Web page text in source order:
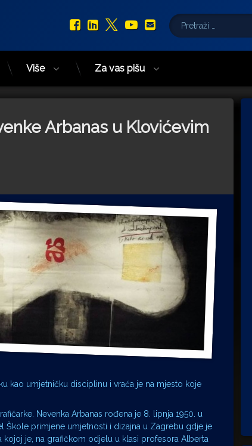
Facebook
LinkedIn
X.com
YouTube
E-mail
Pretraži:
Više Za vas pišu
Arbanas u Klovićevim
kao umjetničku disciplinu i vraća je na mjesto koje
Nevenka Arbanas rođena je 8. lipnja 1950. u
Škole primjene umjetnosti i dizajna u Zagrebu gdje je
je, na grafičkom odjelu u klasi profesora Alberta